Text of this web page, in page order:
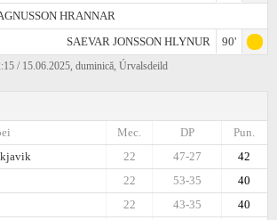
HRANNAR
SAEVAR JONSSON HLYNUR
90'
/ 15.06.2025, duminică, Úrvalsdeild
Pun.
DP
Mec.
42
47-27
22
40
53-35
22
40
43-35
22